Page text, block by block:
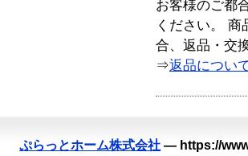
お客様のご都
ください。
合、返品・交
⇒返品につい
ぷらっとホーム株式会社 — https://